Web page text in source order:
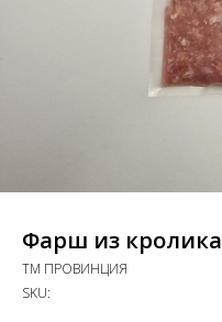
Фарш из кролика
ТМ ПРОВИНЦИЯ
SKU: